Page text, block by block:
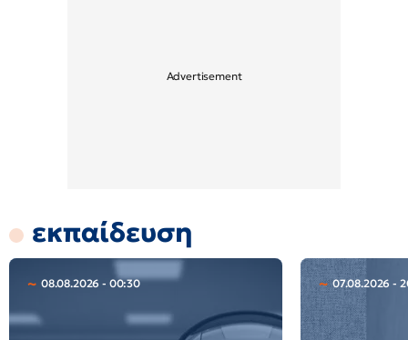
εκπαίδευση
08.08.2026 - 00:30 07.08.2026 -